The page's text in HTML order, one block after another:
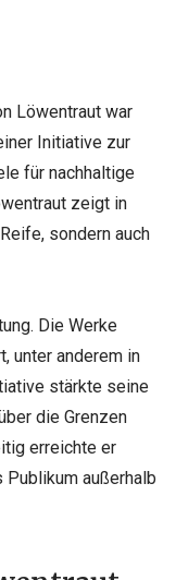
Löwentraut war
Initiative zur
für nachhaltige
zeigt in
sondern auch
Die Werke
unter anderem in
stärkte seine
die Grenzen
erreichte er
außerhalb